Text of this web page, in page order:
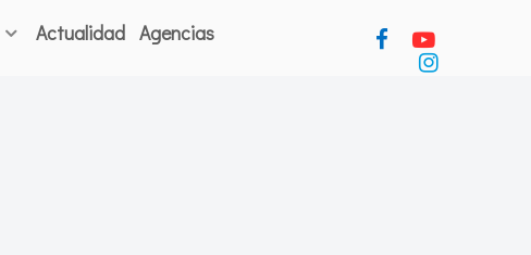
Actualidad Agencias